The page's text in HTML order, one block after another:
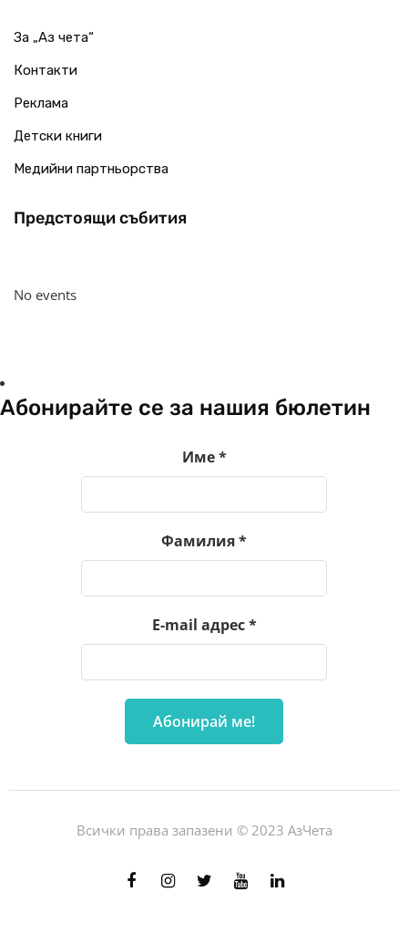
За „Аз чета“
Контакти
Реклама
Детски книги
Медийни партньорства
Предстоящи събития
No events
Абонирайте се за нашия бюлетин
Име*
Фамилия*
E-mail адрес*
Всички права запазени © 2023 АзЧета